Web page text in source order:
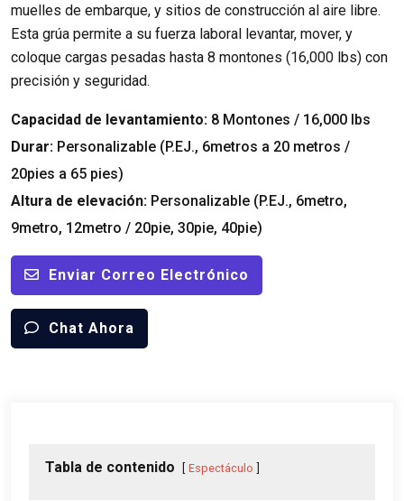
muelles de embarque, y sitios de construcción al aire libre.
Esta grúa permite a su fuerza laboral levantar, mover, y
coloque cargas pesadas hasta 8 montones (16,000 lbs) con
precisión y seguridad.
Capacidad de levantamiento: 8 Montones / 16,000 lbs
Durar: Personalizable (P.EJ., 6metros a 20 metros /
20pies a 65 pies)
Altura de elevación: Personalizable (P.EJ., 6metro,
9metro, 12metro / 20pie, 30pie, 40pie)
Enviar Correo Electrónico
Chat Ahora
Tabla de contenido Espectáculo